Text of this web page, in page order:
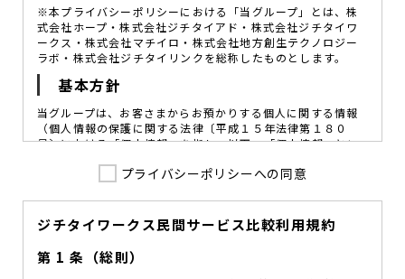
※本プライバシーポリシーにおける「当グループ」とは、株
式会社ホープ・株式会社ジチタイアド・株式会社ジチタイワ
ークス・株式会社マチイロ・株式会社地方創生テクノロジー
ラボ・株式会社ジチタイリンクを総称したものとします。
基本方針
当グループは、お客さまからお預かりする個人に関する情報
（個人情報の保護に関する法律〔平成１５年法律第１８０
号〕における「個人情報」を指し、以下、「個人情報」とい
図ることが、重要な社会的責務であると考えております。
を定め、役員及び従業員に個人情報保護の重要性の認識と取
組みを徹底させることによって、個人情報の適切な取り扱い
に努めてまいります。
プライバシーポリシーへの同意
ジチタイワークス民間サービス比較利用規約
第 1 条（総則）